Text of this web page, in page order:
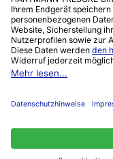
Der ECB (European
unabhängige
Systems Association
Das Netzwerk
der